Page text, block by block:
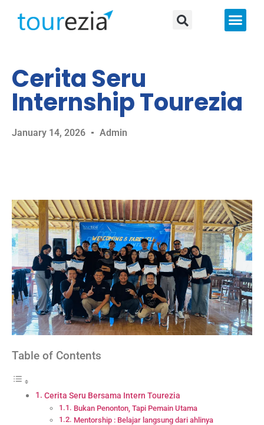
Cerita Seru
Internship Tourezia
January 14, 2026 Admin
Table of Contents
Cerita Seru Bersama Intern Tourezia
Bukan Penonton, Tapi Pemain Utama
Mentorship : Belajar langsung dari ahlinya